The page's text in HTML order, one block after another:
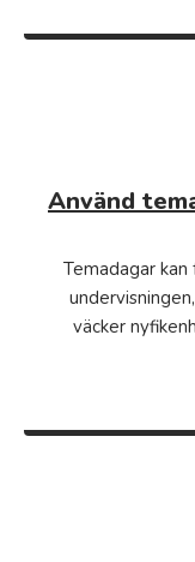
Använd
Temadagar
väcker